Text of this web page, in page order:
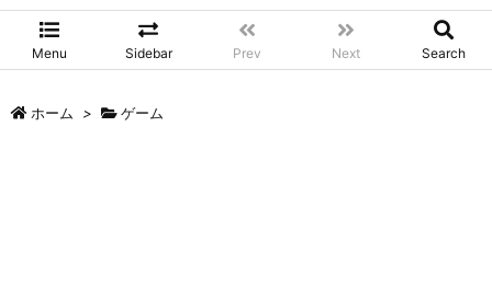
Menu Sidebar Prev Next Search
ホーム > ゲーム